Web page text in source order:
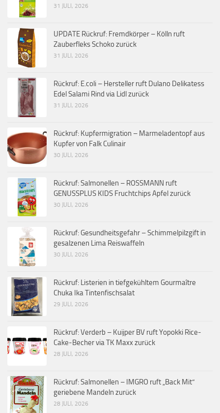
31 JULI, 2026
UPDATE Rückruf: Fremdkörper – Kölln ruft
Zauberfleks Schoko zurück
31 JULI, 2026
Rückruf: E.coli – Hersteller ruft Dulano Delikatess
Edel Salami Rind via Lidl zurück
31 JULI, 2026
Rückruf: Kupfermigration – Marmeladentopf aus
Kupfer von Falk Culinair
30 JULI, 2026
Rückruf: Salmonellen – ROSSMANN ruft
GENUSSPLUS KIDS Fruchtchips Apfel zurück
30 JULI, 2026
Rückruf: Gesundheitsgefahr – Schimmelpilzgift in
gesalzenen Lima Reiswaffeln
30 JULI, 2026
Rückruf: Listerien in tiefgekühltem Gourmaître
Chuka Ika Tintenfischsalat
29 JULI, 2026
Rückruf: Verderb – Kuijper BV ruft Yopokki Rice-
Cake-Becher via TK Maxx zurück
28 JULI, 2026
Rückruf: Salmonellen – IMGRO ruft „Back Mit“
geriebene Mandeln zurück
28 JULI, 2026